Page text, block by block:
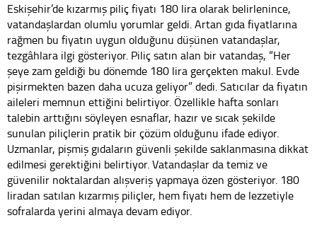
Eskişehir’de kızarmış piliç fiyatı 180 lira olarak belirlenince,
vatandaşlardan olumlu yorumlar geldi. Artan gıda fiyatlarına
rağmen bu fiyatın uygun olduğunu düşünen vatandaşlar,
tezgâhlara ilgi gösteriyor. Piliç satın alan bir vatandaş, “Her
şeye zam geldiği bu dönemde 180 lira gerçekten makul. Evde
pişirmekten bazen daha ucuza geliyor” dedi. Satıcılar da fiyatın
aileleri memnun ettiğini belirtiyor. Özellikle hafta sonları
talebin arttığını söyleyen esnaflar, hazır ve sıcak şekilde
sunulan piliçlerin pratik bir çözüm olduğunu ifade ediyor.
Uzmanlar, pişmiş gıdaların güvenli şekilde saklanmasına dikkat
edilmesi gerektiğini belirtiyor. Vatandaşlar da temiz ve
güvenilir noktalardan alışveriş yapmaya özen gösteriyor. 180
liradan satılan kızarmış piliçler, hem fiyatı hem de lezzetiyle
sofralarda yerini almaya devam ediyor.